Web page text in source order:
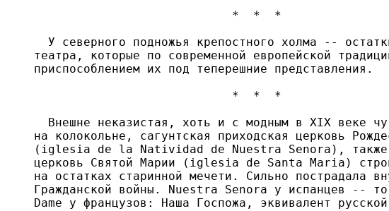
                            *  *  *
У северного подножья крепостного холма --
театра, которые по современной европейской
приспособлением их под теперешние представления.
                            *  *  *
Внешне неказистая, хоть и с модным в XIX веке
на колокольне, сагунтская приходская церковь
(iglesia de la Natividad de Nuestra Senora), также
церковь Святой Марии (iglesia de Santa Maria)
на остатках старинной мечети. Сильно пострадала
Гражданской войны. Nuestra Senora у испанцев --
Dame у французов: Наша Госпожа, эквивалент